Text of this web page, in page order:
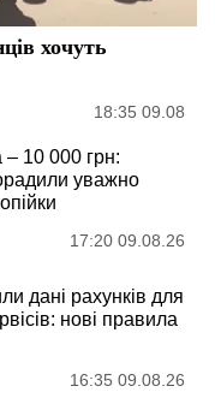
хочуть
18:35 09.08
10 000 грн:
уважно
17:20 09.08.26
дані рахунків для
нові правила
16:35 09.08.26